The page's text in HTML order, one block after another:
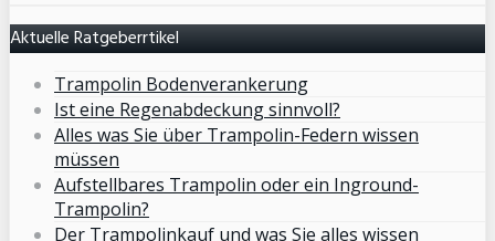
Aktuelle Ratgeberrtikel
Trampolin Bodenverankerung
Ist eine Regenabdeckung sinnvoll?
Alles was Sie über Trampolin-Federn wissen
müssen
Aufstellbares Trampolin oder ein Inground-
Trampolin?
Der Trampolinkauf und was Sie alles wissen